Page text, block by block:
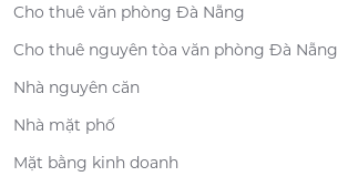
Cho thuê văn phòng Đà Nẵng
Cho thuê nguyên tòa văn phòng Đà Nẵng
Nhà nguyên căn
Nhà mặt phố
Mặt bằng kinh doanh